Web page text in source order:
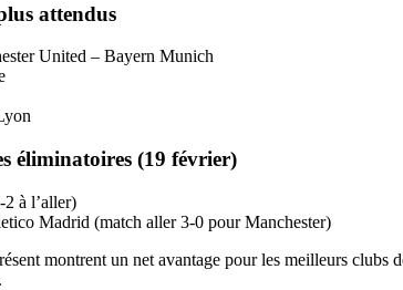
attendus
United – Bayern Munich
éliminatoires (19 février)
à l’aller)
Madrid (match aller 3-0 pour Manchester)
montrent un net avantage pour les meilleurs